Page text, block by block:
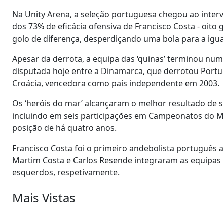
Na Unity Arena, a seleção portuguesa chegou ao
dos 73% de eficácia ofensiva de Francisco Costa -
golo de diferença, desperdiçando uma bola para a
Apesar da derrota, a equipa das ‘quinas’ terminou
disputada hoje entre a Dinamarca, que derrotou
Croácia, vencedora como país independente em 2003.
Os ‘heróis do mar’ alcançaram o melhor resultado
incluindo em seis participações em Campeonatos do
posição de há quatro anos.
Francisco Costa foi o primeiro andebolista português
Martim Costa e Carlos Resende integraram as
esquerdos, respetivamente.
Mais Vistas